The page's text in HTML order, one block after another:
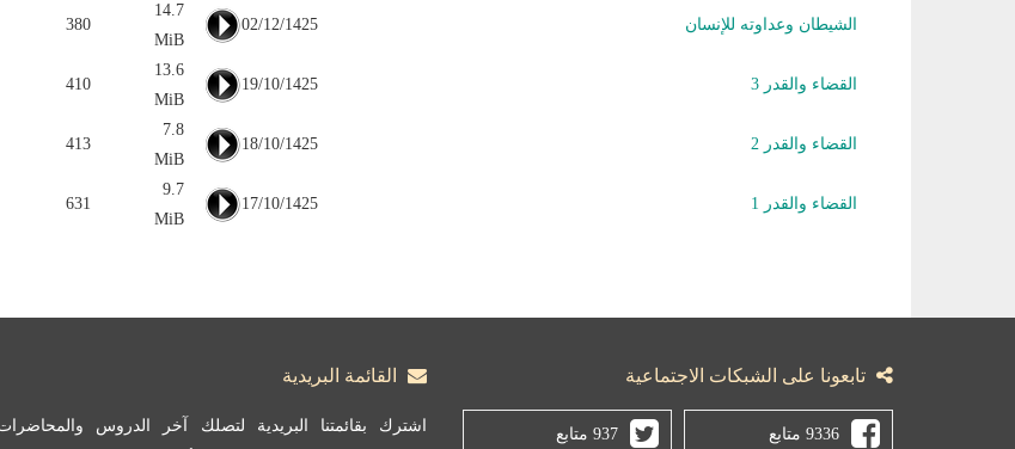
الشيطان وعداوته للإنسان 02/12/1425
14.7
MiB
380
القضاء والقدر 3 19/10/1425
13.6
MiB
410
القضاء والقدر 2 18/10/1425
7.8
MiB
413
القضاء والقدر 1 17/10/1425
9.7
MiB
631
تابعونا على الشبكات الاجتماعية
9336 متابع 937 متابع
القائمة البريدية
اشترك بقائمتنا البريدية لتصلك آخر الدروس